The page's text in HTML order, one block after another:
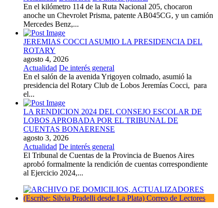
En el kilómetro 114 de la Ruta Nacional 205, chocaron
anoche un Chevrolet Prisma, patente AB045CG, y un camión
Mercedes Benz,...
JEREMIAS COCCI ASUMIO LA PRESIDENCIA DEL
ROTARY
agosto 4, 2026
Actualidad De interés general
En el salón de la avenida Yrigoyen colmado, asumió la
presidencia del Rotary Club de Lobos Jeremías Cocci, para
el...
LA RENDICION 2024 DEL CONSEJO ESCOLAR DE
LOBOS APROBADA POR EL TRIBUNAL DE
CUENTAS BONAERENSE
agosto 3, 2026
Actualidad De interés general
El Tribunal de Cuentas de la Provincia de Buenos Aires
aprobó formalmente la rendición de cuentas correspondiente
al Ejercicio 2024,...